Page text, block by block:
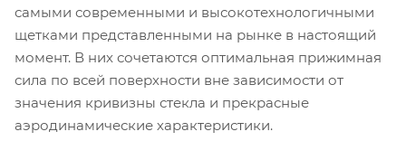
самыми современными и высокотехнологичными
щетками представленными на рынке в настоящий
момент. В них сочетаются оптимальная прижимная
сила по всей поверхности вне зависимости от
значения кривизны стекла и прекрасные
аэродинамические характеристики.